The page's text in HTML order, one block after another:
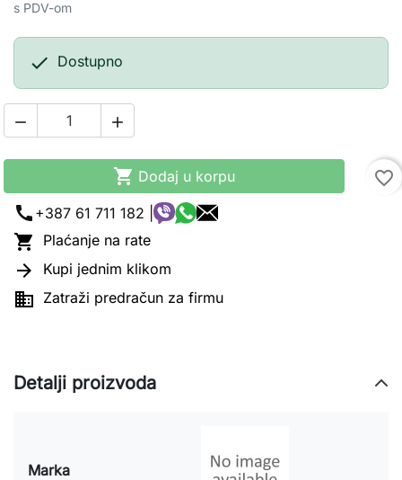
s PDV-om
 Dostupno
 
 Dodaj u korpu
favorite_border
call +387 61 711 182 |
 Plaćanje na rate
 Kupi jednim klikom
 Zatraži predračun za firmu
Detalji proizvoda
Marka